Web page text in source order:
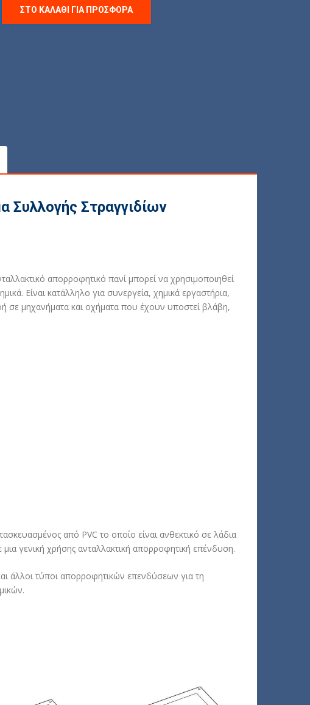
ΣΤΟ ΚΑΛΆΘΙ ΓΙΑ ΠΡΟΣΦΟΡΆ
Στραγγιδίων
απορροφητικό πανί μπορεί να χρησιμοποιηθεί
Είναι κατάλληλο για συνεργεία, χημικά εργαστήρια,
σε μηχανήματα και οχήματα που έχουν υποστεί βλάβη,
από PVC το οποίο είναι ανθεκτικό σε λάδια
γενική χρήσης ανταλλακτική απορροφητική επένδυση.
άλλοι τύποι απορροφητικών επενδύσεων για τη
.